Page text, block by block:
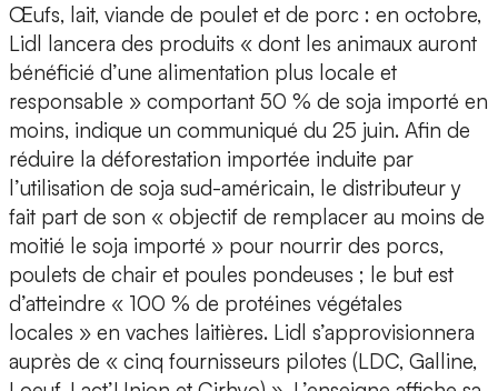
Œufs, lait, viande de poulet et de porc : en octobre,
Lidl lancera des produits « dont les animaux auront
bénéficié d’une alimentation plus locale et
responsable » comportant 50 % de soja importé en
moins, indique un communiqué du 25 juin. Afin de
réduire la déforestation importée induite par
l’utilisation de soja sud-américain, le distributeur y
fait part de son « objectif de remplacer au moins de
moitié le soja importé » pour nourrir des porcs,
poulets de chair et poules pondeuses ; le but est
d’atteindre « 100 % de protéines végétales
locales » en vaches laitières. Lidl s’approvisionnera
auprès de « cinq fournisseurs pilotes (LDC, Galline,